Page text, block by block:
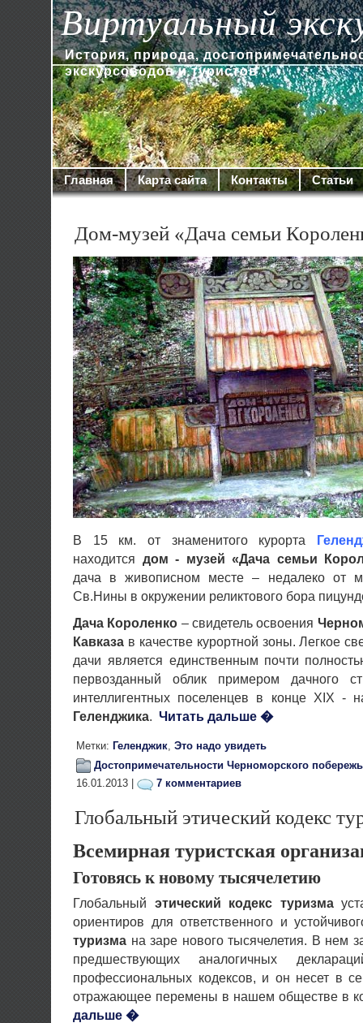
Виртуальный
История, природа,
экскурсоводов и туристов
Главная Карта сайта Контакты Статьи
Дом-музей «Дача семьи
В 15 км. от знаменитого курорта
находится дом - музей «Дача семьи
дача в живописном месте – недалеко от
Св.Нины в окружении реликтового бора
Дача Короленко – свидетель освоения
Кавказа в качестве курортной зоны. Легкое
дачи является единственным почти
первозданный облик примером дачного
интеллигентных поселенцев в конце XIX -
Геленджика. Читать дальше �
Метки: Геленджик, Это надо увидеть
Достопримечательности Черноморского
16.01.2013 |
7 комментариев
Глобальный этический кодекс
Всемирная туристская
Готовясь к новому тысячелетию
Глобальный этический кодекс туризма
ориентиров для ответственного и
туризма на заре нового тысячелетия. В нем
предшествующих аналогичных
профессиональных кодексов, и он несет в
отражающее перемены в нашем обществе в
дальше �